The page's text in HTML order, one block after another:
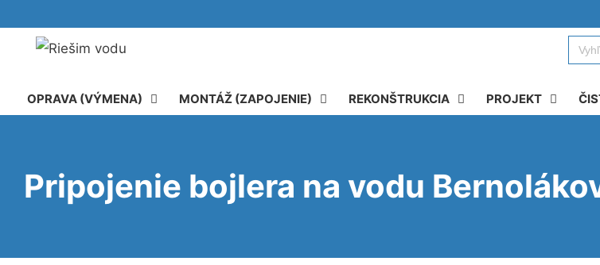
for:
OPRAVA (VÝMENA) MONTÁŽ (ZAPOJENIE) REKONŠTRUKCIA PROJEKT
Pripojenie bojlera na vodu